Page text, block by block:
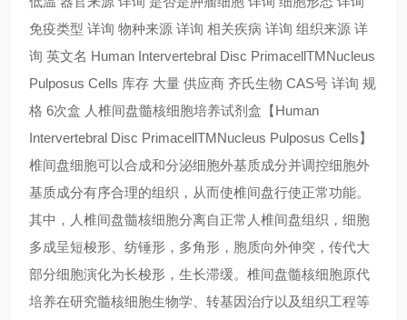
免疫类型 详询 物种来源 详询 相关疾病 详询 组织来源 详
询 英文名 Human Intervertebral Disc PrimacellTMNucleus
Pulposus Cells 库存 大量 供应商 齐氏生物 CAS号 详询 规
格 6次盒 人椎间盘髓核细胞培养试剂盒【Human
Intervertebral Disc PrimacellTMNucleus Pulposus Cells】
椎间盘细胞可以合成和分泌细胞外基质成分并调控细胞外
基质成分有序合理的组织，从而使椎间盘行使正常功能。
其中，人椎间盘髓核细胞分离自正常人椎间盘组织，细胞
多成呈短梭形、纺锤形，多角形，胞质向外伸突，传代大
部分细胞演化为长梭形，生长滞缓。椎间盘髓核细胞原代
培养在研究髓核细胞生物学、转基因治疗以及组织工程等